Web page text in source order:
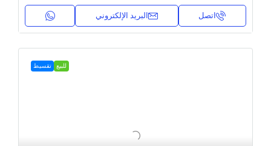
اتصل البريد الإلكتروني
للبيع تقسيط